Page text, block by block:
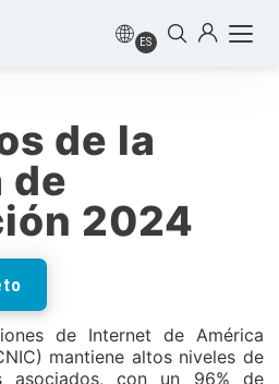
ES
de la
de
2024
de Internet de América
mantiene altos niveles de
asociados, con un 96% de